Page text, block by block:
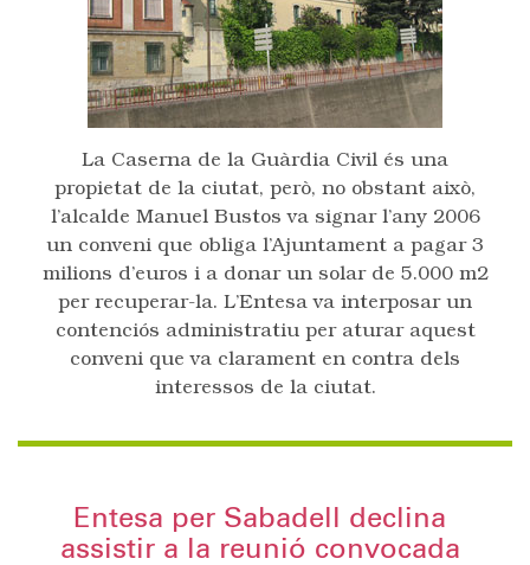
La Caserna de la Guàrdia Civil és una
propietat de la ciutat, però, no obstant això,
l’alcalde Manuel Bustos va signar l’any 2006
un conveni que obliga l’Ajuntament a pagar 3
milions d’euros i a donar un solar de 5.000 m2
per recuperar-la. L’Entesa va interposar un
contenciós administratiu per aturar aquest
conveni que va clarament en contra dels
interessos de la ciutat.
Entesa per Sabadell declina
assistir a la reunió convocada